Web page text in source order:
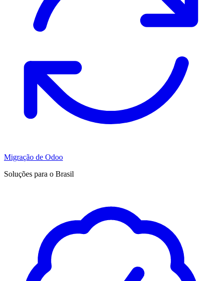
Migração de Odoo
Soluções para o Brasil